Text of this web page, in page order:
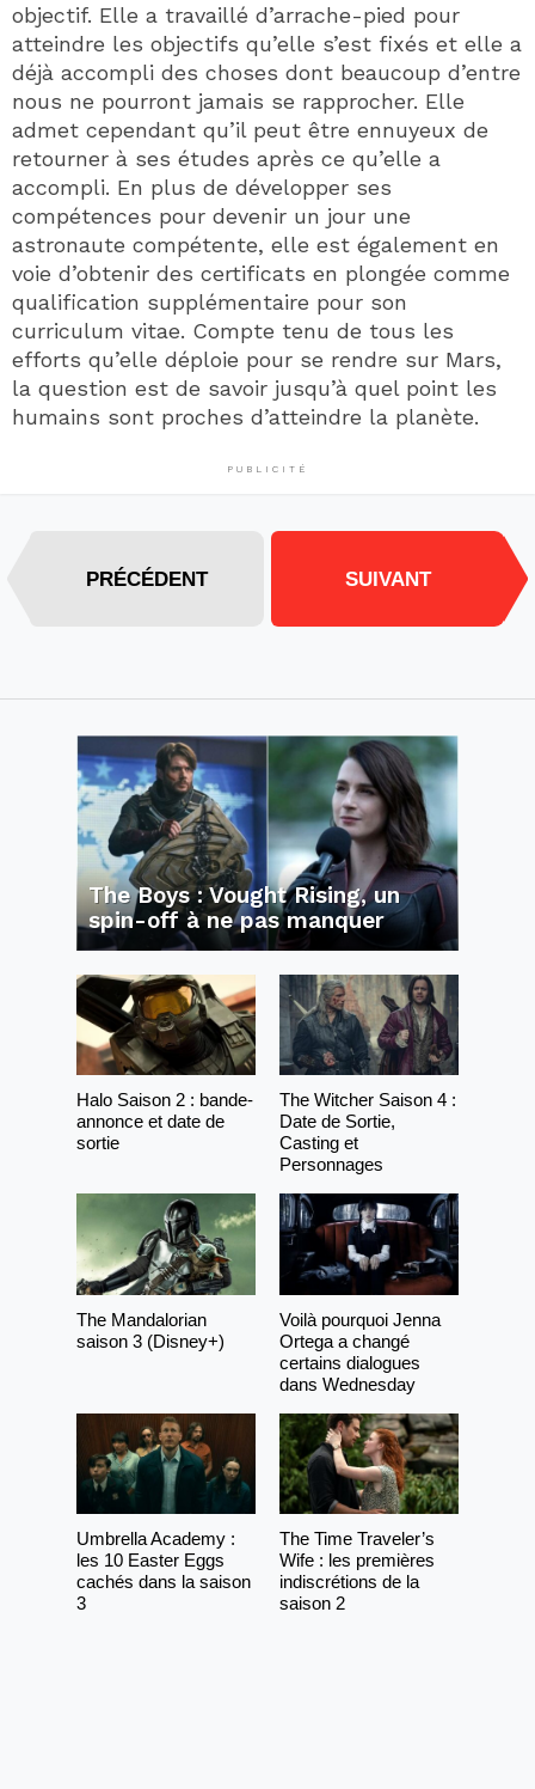
objectif. Elle a travaillé d’arrache-pied pour
atteindre les objectifs qu’elle s’est fixés et elle a
déjà accompli des choses dont beaucoup d’entre
nous ne pourront jamais se rapprocher. Elle
admet cependant qu’il peut être ennuyeux de
retourner à ses études après ce qu’elle a
accompli. En plus de développer ses
compétences pour devenir un jour une
astronaute compétente, elle est également en
voie d’obtenir des certificats en plongée comme
qualification supplémentaire pour son
curriculum vitae. Compte tenu de tous les
efforts qu’elle déploie pour se rendre sur Mars,
la question est de savoir jusqu’à quel point les
humains sont proches d’atteindre la planète.
PUBLICITÉ
PRÉCÉDENT SUIVANT
The Boys : Vought Rising, un
spin-off à ne pas manquer
Halo Saison 2 : bande-
annonce et date de
sortie
The Witcher Saison 4 :
Date de Sortie,
Casting et
Personnages
The Mandalorian
saison 3 (Disney+)
Voilà pourquoi Jenna
Ortega a changé
certains dialogues
dans Wednesday
Umbrella Academy :
les 10 Easter Eggs
cachés dans la saison
3
The Time Traveler’s
Wife : les premières
indiscrétions de la
saison 2